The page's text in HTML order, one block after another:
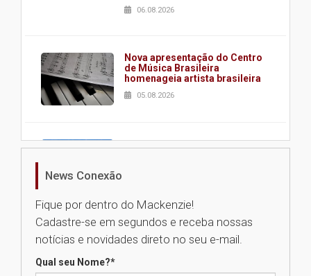
06.08.2026
Nova apresentação do Centro
de Música Brasileira
homenageia artista brasileira
05.08.2026
Universidade Mackenzie
Seminário discute desafios
das novas tecnologias em
News Conexão
Fique por dentro do Mackenzie!
Cadastre-se em segundos e receba nossas
notícias e novidades direto no seu e-mail.
Qual seu Nome?*